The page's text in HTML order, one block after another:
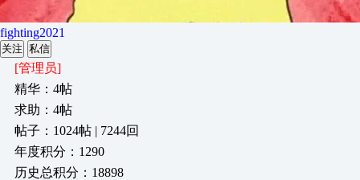
fighting2021
关注 私信
[管理员]
精华：4帖
求助：4帖
帖子：1024帖 | 7244回
年度积分：1290
历史总积分：18898